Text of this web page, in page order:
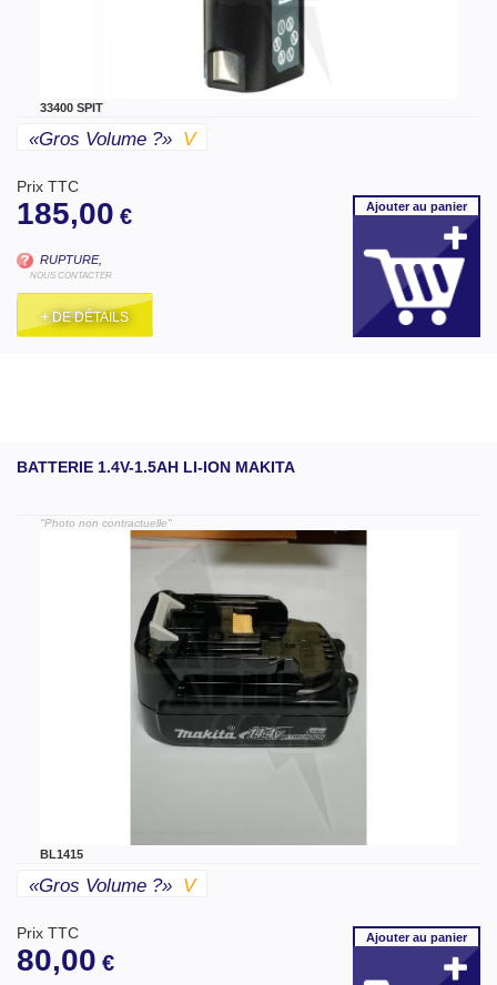
33400 SPIT
«gros Volume ?» V
Prix TTC
185,00 €
RUPTURE,
NOUS CONTACTER
+ DE DÉTAILS
Ajouterau panier
BATTERIE 1.4V-1.5AH LI-ION MAKITA
"Photo non contractuelle"
BL1415
«gros Volume ?» V
Prix TTC
80,00 €
Ajouterau panier